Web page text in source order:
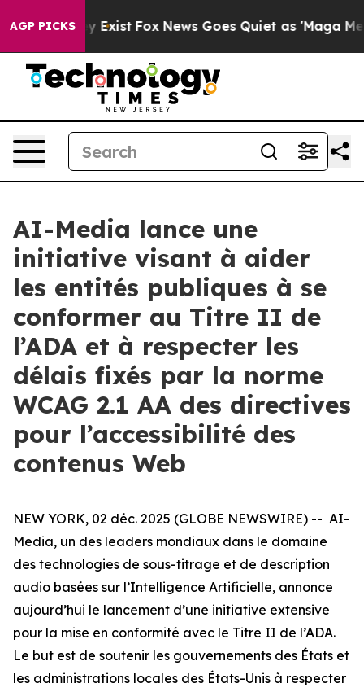
AGP PICKS
They Exist Fox News Goes Quiet as 'Maga Media
AI-Media lance une
initiative visant à aider
les entités publiques à se
conformer au Titre II de
l’ADA et à respecter les
délais fixés par la norme
WCAG 2.1 AA des directives
pour l’accessibilité des
contenus Web
NEW YORK, 02 déc. 2025 (GLOBE NEWSWIRE) -- AI-
Media, un des leaders mondiaux dans le domaine
des technologies de sous-titrage et de description
audio basées sur l’Intelligence Artificielle, annonce
aujourd’hui le lancement d’une initiative extensive
pour la mise en conformité avec le Titre II de l’ADA.
Le but est de soutenir les gouvernements des États et
les administrations locales des États-Unis à respecter